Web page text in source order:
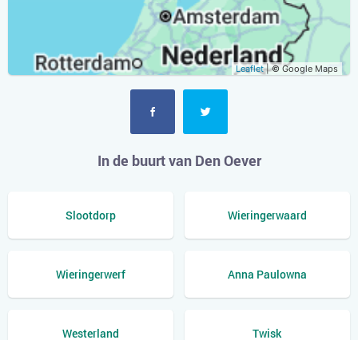
Leaflet| © Google Maps
In de buurt van Den Oever
Slootdorp Wieringerwaard
Wieringerwerf Anna Paulowna
Westerland Twisk